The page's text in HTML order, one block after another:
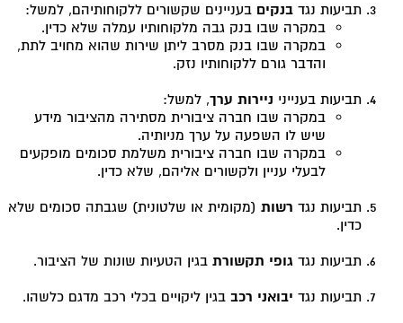
תביעות נגדבנקים בעניינים שקשורים ללקוחותיהם, למשל:
במקרה שבו בנק גבה מלקוחותיו עמלה שלא כדין.
במקרה שבו בנק מסרב ליתן שירות שהוא מחויב לתת,
והדבר גורם ללקוחותיו נזק.
תביעות בענייני ניירות ערך, למשל:
במקרה שבו חברה ציבורית מסתירה מהציבור מידע
שיש לו השפעה על ערך מניותיה.
במקרה שבו חברה ציבורית משלמת סכומים מופקעים
לבעלי עניין ולקשורים אליהם, שלא כדין.
תביעות נגד רשות (מקומית או שלטונית) שגבתה סכומים שלא
כדין.
תביעות נגד גופי תקשורת בגין הטעיות שונות של הציבור.
תביעות נגד יבואני רכב בגין ליקויים בכלי רכב מדגם כלשהו.